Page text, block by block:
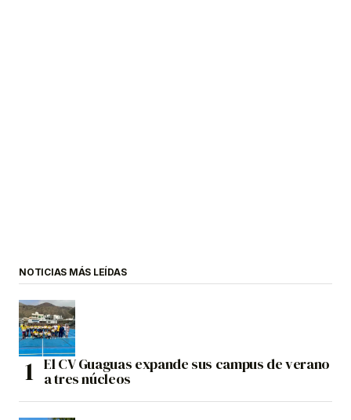
NOTICIAS MÁS LEÍDAS
El CV Guaguas expande sus campus de verano
a tres núcleos